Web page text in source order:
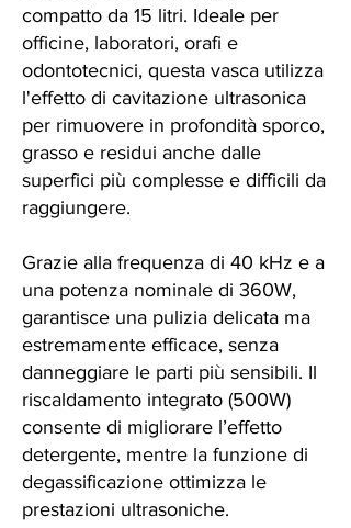
compatto da 15 litri. Ideale per
officine, laboratori, orafi e
odontotecnici, questa vasca utilizza
l'effetto di cavitazione ultrasonica
per rimuovere in profondità sporco,
grasso e residui anche dalle
superfici più complesse e difficili da
raggiungere.
Grazie alla frequenza di 40 kHz e a
una potenza nominale di 360W,
garantisce una pulizia delicata ma
estremamente efficace, senza
danneggiare le parti più sensibili. Il
riscaldamento integrato (500W)
consente di migliorare l’effetto
detergente, mentre la funzione di
degassificazione ottimizza le
prestazioni ultrasoniche.